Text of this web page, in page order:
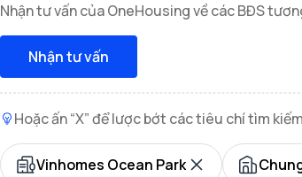
Nhận tư vấn của OneHousing về các BĐS
Nhận tư vấn
Hoặc ấn “X” để lược bớt các tiêu chí tìm kiếm
Vinhomes Ocean Park